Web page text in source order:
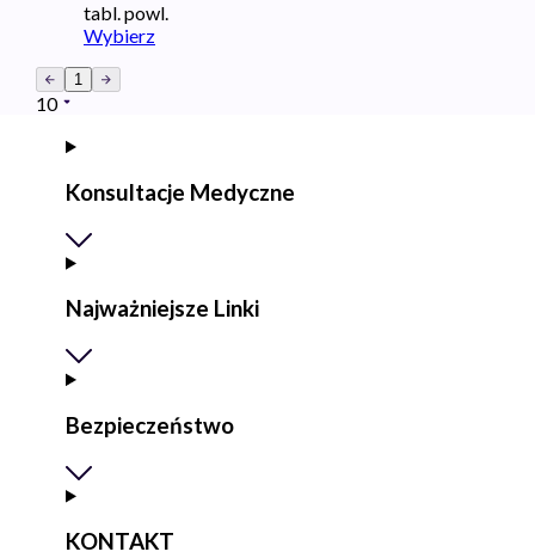
tabl. powl.
Wybierz
1
10
Konsultacje Medyczne
Najważniejsze Linki
Bezpieczeństwo
KONTAKT